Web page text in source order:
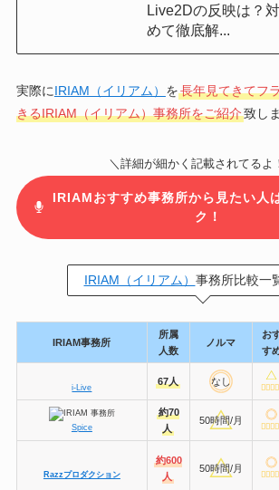
Live2Dの反映は？
めて徹底解...
実際にIRIAM（イリアム） を長年見てきてフ
きるIRIAM（イリアム）事務所をご紹介致し
＼詳細が細かく記載されてるよ
IRIAMおすすめ事務所から見たい人
ク！
IRIAM（イリアム） 事務所比較一
IRIAM事務所
所属
人数
ノルマ
お
す
i-Live
67人 なし
Spice
約70
人
50時間/月
Razzプロダクション
約600
人
50時間/月